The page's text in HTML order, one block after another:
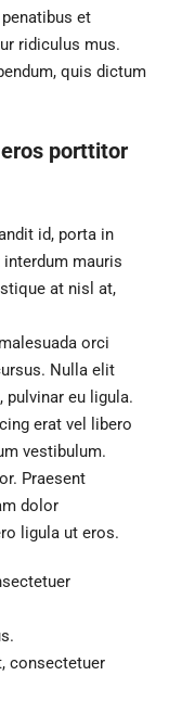
et
ridiculus mus.
quis dictum
porttitor
id, porta in
mauris
at nisl at,
orci
Nulla elit
pulvinar eu ligula.
erat vel libero
vestibulum.
Praesent
dolor
ligula ut eros.
consectetuer